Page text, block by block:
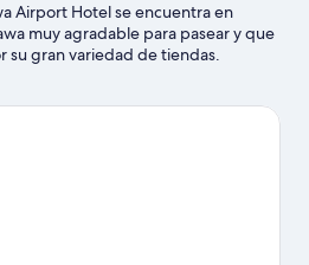
Airport Hotel se encuentra en
muy agradable para pasear y que
su gran variedad de tiendas.
Museum son etapas
a lugares emblemáticos como